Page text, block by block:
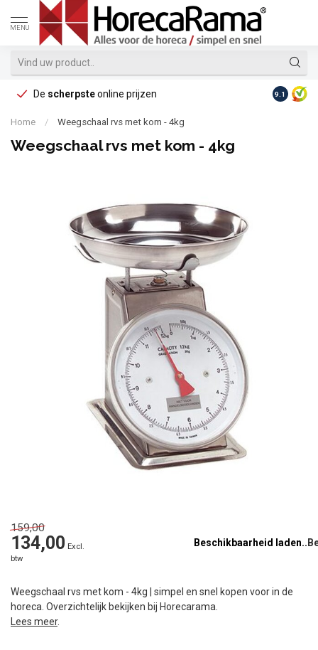
MENU
De scherpsteonline prijzen Op
9.1
Home / Weegschaal rvs met kom - 4kg
Weegschaal rvs met kom - 4kg
159,00
134,00 Excl.
btw
Beschikbaarheid laden..
Weegschaal rvs met kom - 4kg | simpel en snel kopen voor in de
horeca. Overzichtelijk bekijken bij Horecarama.
Lees meer.